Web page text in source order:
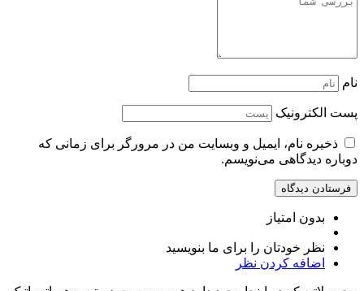
نام
پست الکترونیک
ذخیره نام، ایمیل و وبسایت من در مرورگر برای زمانی که
دوباره دیدگاهی می‌نویسم.
بدون امتیاز
نظر خودتان را برای ما بنویسید
اضافه کردن نظر